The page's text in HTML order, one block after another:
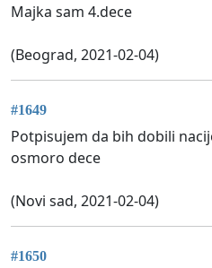
Majka sam 4.dece
(Beograd, 2021-02-04)
#1649
Potpisujem da bih dobili
osmoro dece
(Novi sad, 2021-02-04)
#1650